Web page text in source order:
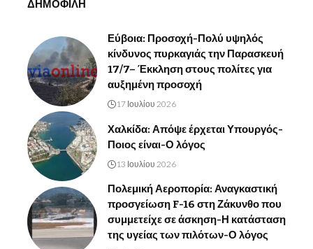
ΔΗΜΟΦΙΛΗ
Εύβοια: Προσοχή-Πολύ υψηλός
κίνδυνος πυρκαγιάς την Παρασκευή
17/7– Έκκληση στους πολίτες για
αυξημένη προσοχή
17 Ιουλίου 2026
Χαλκίδα: Απόψε έρχεται Υπουργός-
Ποιος είναι-Ο λόγος
13 Ιουλίου 2026
Πολεμική Αεροπορία: Αναγκαστική
προσγείωση F-16 στη Ζάκυνθο που
συμμετείχε σε άσκηση-Η κατάσταση
της υγείας των πιλότων-Ο λόγος